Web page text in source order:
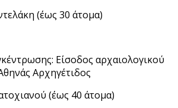
(έως 30 άτομα)
Είσοδος αρχαιολογικού
Αρχηγέτιδος
(έως 40 άτομα)